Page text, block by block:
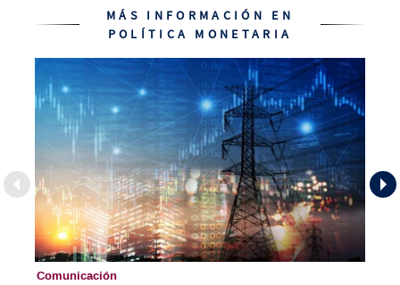
MÁS INFORMACIÓN EN
POLÍTICA MONETARIA
Comunicación